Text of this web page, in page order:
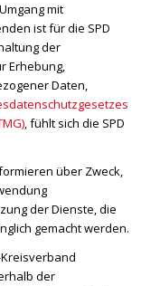
mit
ist für die SPD
der
Erhebung,
Daten,
, fühlt sich die SPD
über Zweck,
der Dienste, die
gemacht werden.
der